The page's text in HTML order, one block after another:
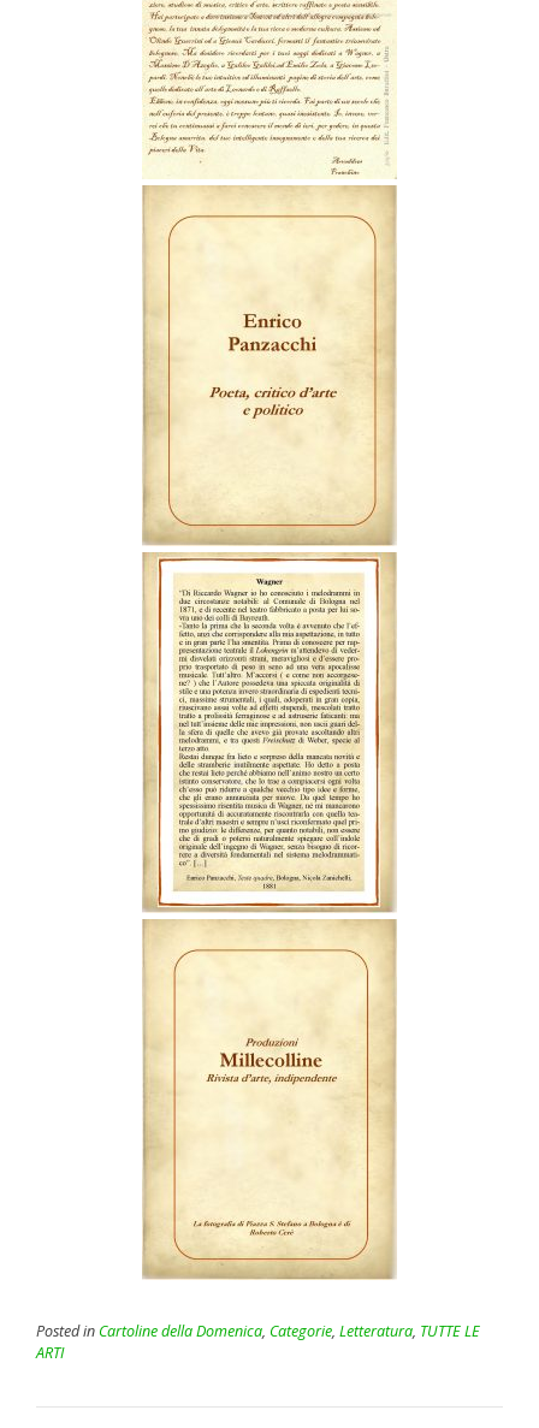
Posted in Cartoline della Domenica, Categorie, Letteratura, TUTTE LE
ARTI